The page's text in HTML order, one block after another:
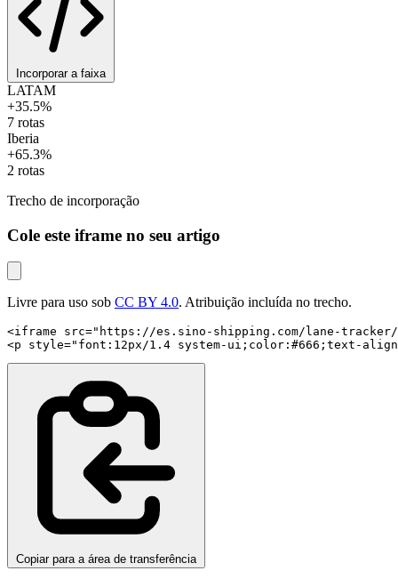
Incorporar a faixa
LATAM
+35.5%
7 rotas
Iberia
+65.3%
2 rotas
Trecho de incorporação
Cole este iframe no seu artigo
Livre para uso sob CC BY 4.0. Atribuição incluída no trecho.
<iframe src="https://es.sino-shipping.com/lane-tracker/
<p style="font:12px/1.4 system-ui;color:#666;text-
Copiar para a área de transferência